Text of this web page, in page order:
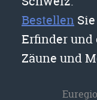
Bestellen
Erfinder und
Zäune und